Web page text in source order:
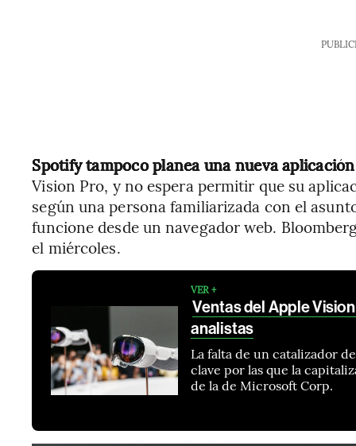
Spotify tampoco planea una nueva
Vision Pro, y no espera permitir que su
según una persona familiarizada con el
funcione desde un navegador web.
el miércoles.
VER +
Ventas del Apple
analistas
La falta de un catalizador
clave por las que la
de la de Microsoft Corp.